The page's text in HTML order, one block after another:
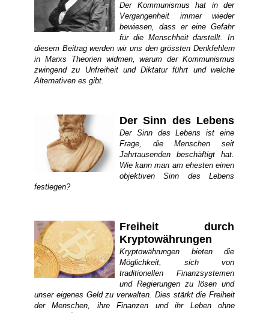
Der Kommunismus hat in der
Vergangenheit immer wieder
bewiesen, dass er eine Gefahr
für die Menschheit darstellt. In
diesem Beitrag werden wir uns den grössten Denkfehlern
in Marxs Theorien widmen, warum der Kommunismus
zwingend zu Unfreiheit und Diktatur führt und welche
Alternativen es gibt.
Der Sinn des Lebens
Der Sinn des Lebens ist eine
Frage, die Menschen seit
Jahrtausenden beschäftigt hat.
Wie kann man am ehesten einen
objektiven Sinn des Lebens
festlegen?
Freiheit durch
Kryptowährungen
Kryptowährungen bieten die
Möglichkeit, sich von
traditionellen Finanzsystemen
und Regierungen zu lösen und
unser eigenes Geld zu verwalten. Dies stärkt die Freiheit
der Menschen, ihre Finanzen und ihr Leben ohne